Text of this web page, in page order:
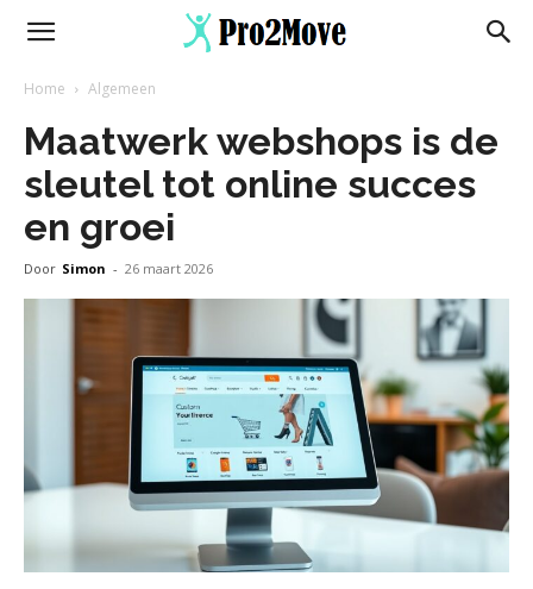
Home Algemeen
Maatwerk webshops is de
sleutel tot online succes
en groei
Door Simon - 26 maart 2026